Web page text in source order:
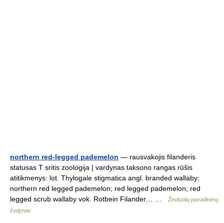
northern red-legged pademelon — rausvakojis filanderis
statusas T sritis zoologija | vardynas taksono rangas rūšis
atitikmenys: lot. Thylogale stigmatica angl. branded wallaby;
northern red legged pademelon; red legged pademelon; red
legged scrub wallaby vok. Rotbein Filander… …
Žinduolių pavadinimų
žodynas